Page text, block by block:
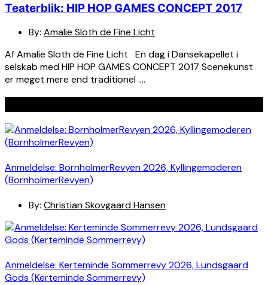
Teaterblik: HIP HOP GAMES CONCEPT 2017
By: Amalie Sloth de Fine Licht
Af Amalie Sloth de Fine Licht En dag i Dansekapellet i
selskab med HIP HOP GAMES CONCEPT 2017 Scenekunst
er meget mere end traditionel ….
Anmeldelse: BornholmerRevyen 2026, Kyllingemoderen
(BornholmerRevyen)
By: Christian Skovgaard Hansen
Anmeldelse: Kerteminde Sommerrevy 2026, Lundsgaard
Gods (Kerteminde Sommerrevy)